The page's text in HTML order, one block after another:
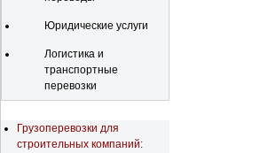
Юридические услуги
Логистика и
транспортные
перевозки
Грузоперевозки для
строительных компаний: